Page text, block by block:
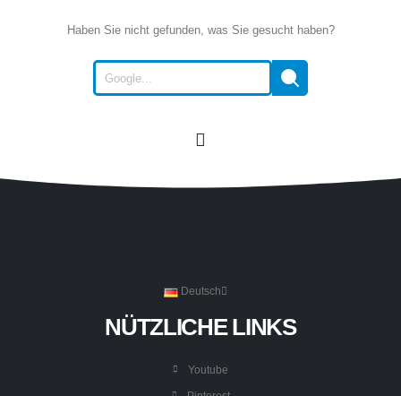
Haben Sie nicht gefunden, was Sie gesucht haben?
Deutsch
NÜTZLICHE LINKS
Youtube